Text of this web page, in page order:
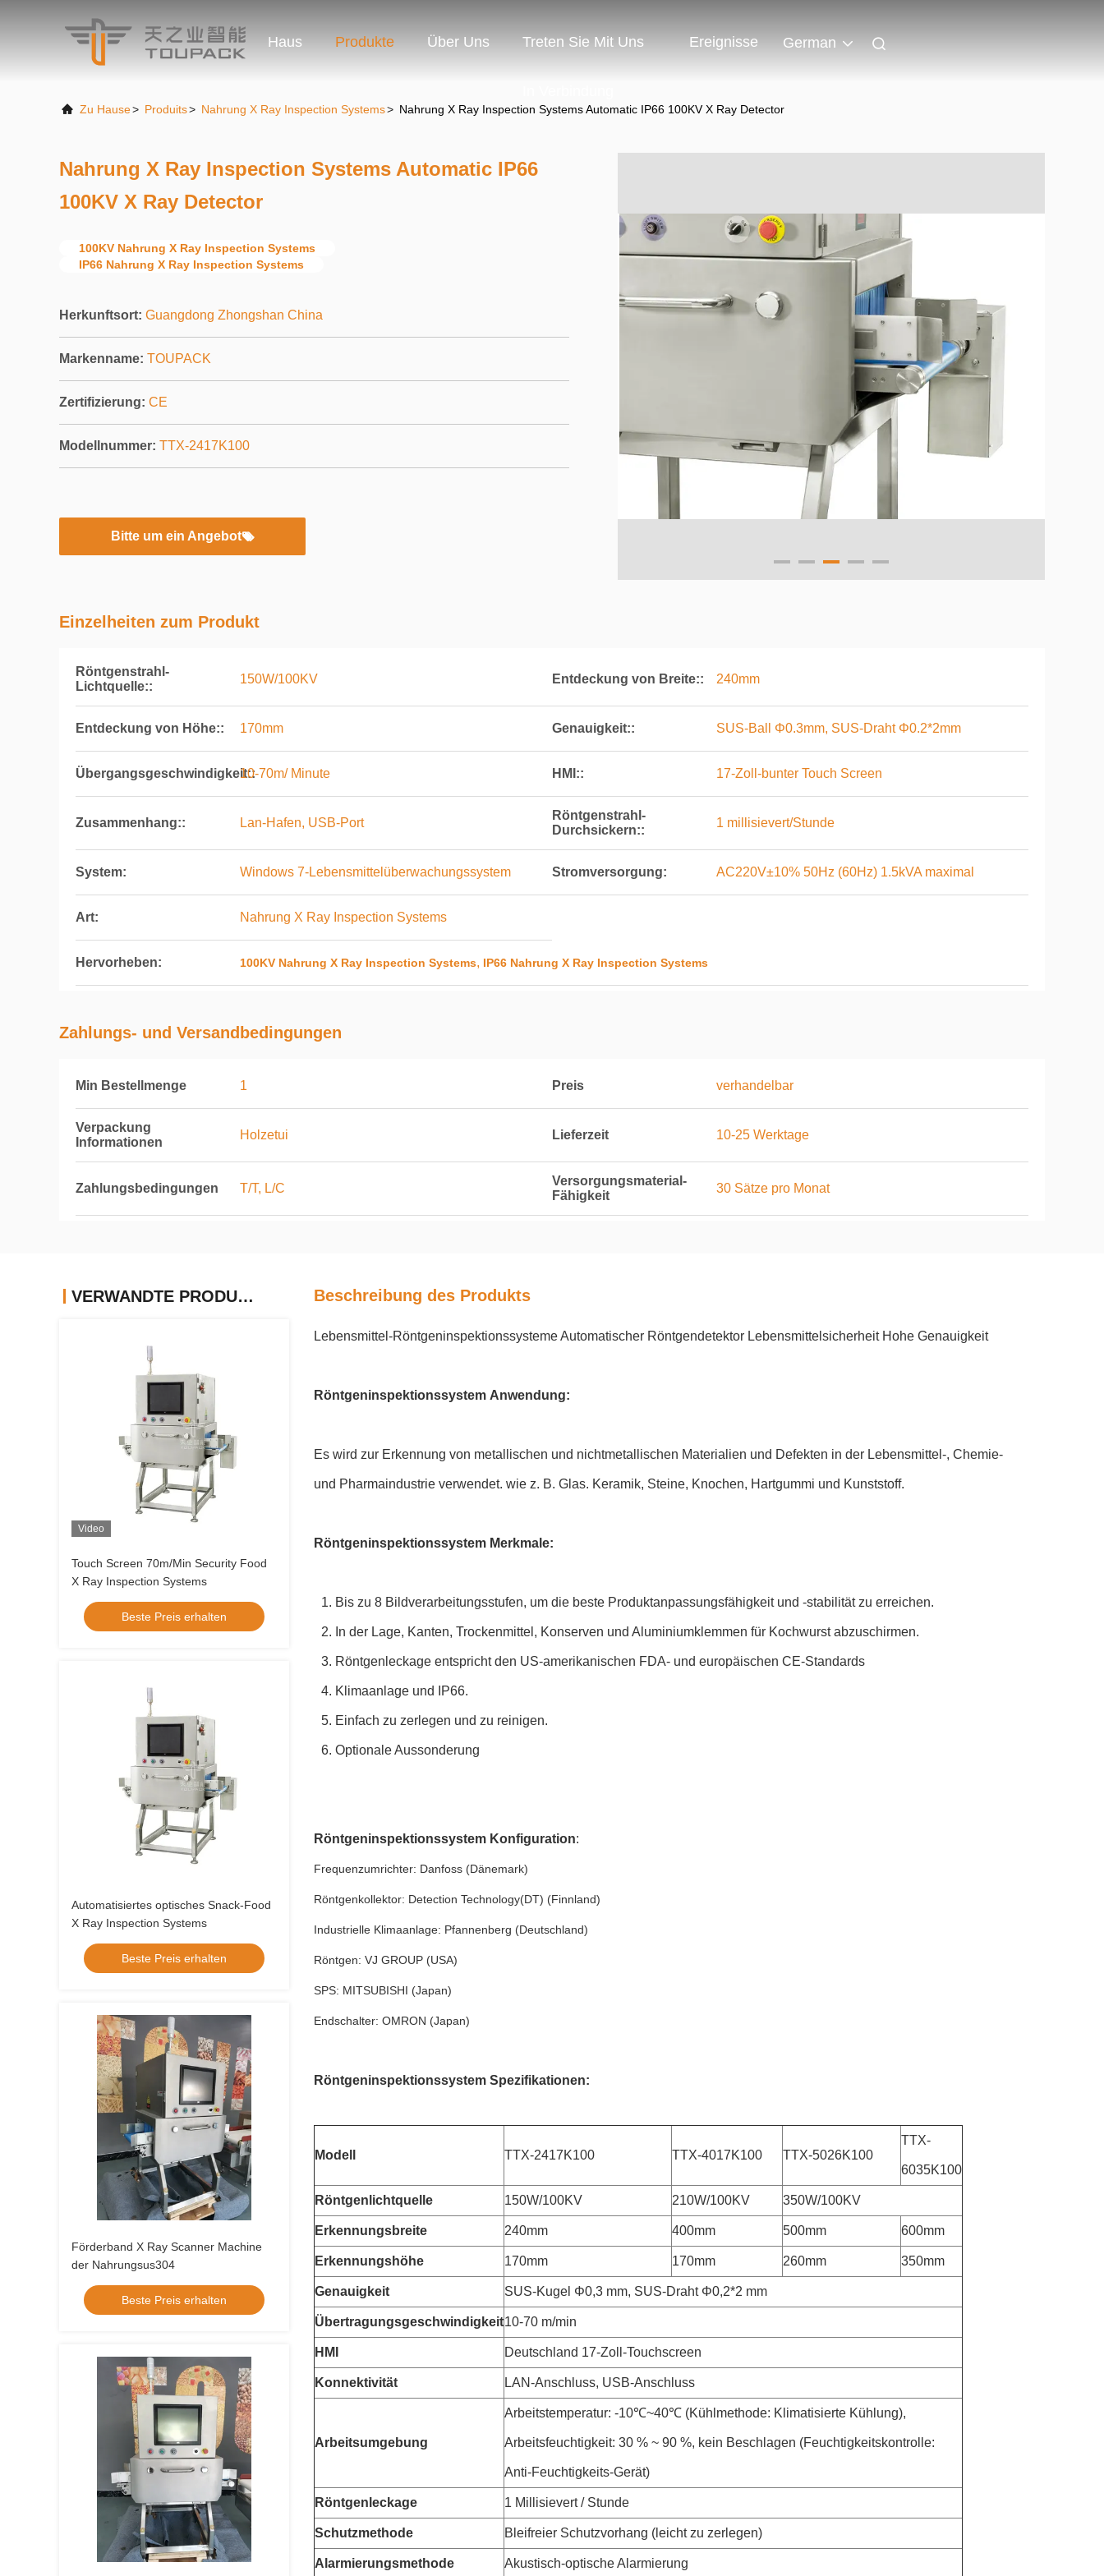
Haus Produkte Über Uns Treten Sie Mit Uns Ereignisse German
Zu Hause> Produits> Nahrung X Ray Inspection Systems> Nahrung X Ray Inspection Systems Automatic IP66 100KV X Ray Detector
Nahrung X Ray Inspection Systems Automatic IP66
100KV X Ray Detector
100KV Nahrung X Ray Inspection Systems
IP66 Nahrung X Ray Inspection Systems
Herkunftsort: Guangdong Zhongshan China
Markenname: TOUPACK
Zertifizierung: CE
Modellnummer: TTX-2417K100
Bitte um ein Angebot
Einzelheiten zum Produkt
Röntgenstrahl-
Lichtquelle::
150W/100KV Entdeckung von Breite:: 240mm
Entdeckung von Höhe:: 170mm Genauigkeit:: SUS-Ball Φ0.3mm, SUS-Draht Φ0.2*2mm
Übergangsgeschwindigkeit::10-70m/ Minute HMI:: 17-Zoll-bunter Touch Screen
Zusammenhang:: Lan-Hafen, USB-Port
Röntgenstrahl-
Durchsickern::
1 millisievert/Stunde
System: Windows 7-Lebensmittelüberwachungssystem Stromversorgung: AC220V±10% 50Hz (60Hz) 1.5kVA maximal
Art: Nahrung X Ray Inspection Systems
Hervorheben: 100KV Nahrung X Ray Inspection Systems, IP66 Nahrung X Ray Inspection Systems
Zahlungs- und Versandbedingungen
Min Bestellmenge 1 Preis verhandelbar
Verpackung
Informationen
Holzetui Lieferzeit 10-25 Werktage
Zahlungsbedingungen T/T, L/C
Versorgungsmaterial-
Fähigkeit
30 Sätze pro Monat
VERWANDTE PRODUKTE
Video
Touch Screen 70m/Min Security Food
X Ray Inspection Systems
Beste Preis erhalten
Automatisiertes optisches Snack-Food
X Ray Inspection Systems
Beste Preis erhalten
Förderband X Ray Scanner Machine
der Nahrungsus304
Beste Preis erhalten
Beschreibung des Produkts
Lebensmittel-Röntgeninspektionssysteme Automatischer Röntgendetektor Lebensmittelsicherheit Hohe Genauigkeit
Röntgeninspektionssystem Anwendung:
Es wird zur Erkennung von metallischen und nichtmetallischen Materialien und Defekten in der Lebensmittel-, Chemie-
und Pharmaindustrie verwendet. wie z. B. Glas. Keramik, Steine, Knochen, Hartgummi und Kunststoff.
Röntgeninspektionssystem Merkmale:
1. Bis zu 8 Bildverarbeitungsstufen, um die beste Produktanpassungsfähigkeit und -stabilität zu erreichen.
2. In der Lage, Kanten, Trockenmittel, Konserven und Aluminiumklemmen für Kochwurst abzuschirmen.
3. Röntgenleckage entspricht den US-amerikanischen FDA- und europäischen CE-Standards
4. Klimaanlage und IP66.
5. Einfach zu zerlegen und zu reinigen.
6. Optionale Aussonderung
Röntgeninspektionssystem Konfiguration:
Frequenzumrichter: Danfoss (Dänemark)
Röntgenkollektor: Detection Technology(DT) (Finnland)
Industrielle Klimaanlage: Pfannenberg (Deutschland)
Röntgen: VJ GROUP (USA)
SPS: MITSUBISHI (Japan)
Endschalter: OMRON (Japan)
Röntgeninspektionssystem Spezifikationen:
Modell TTX-2417K100 TTX-4017K100 TTX-5026K100
TTX-
6035K100
Röntgenlichtquelle 150W/100KV 210W/100KV 350W/100KV
Erkennungsbreite 240mm 400mm 500mm 600mm
Erkennungshöhe 170mm 170mm 260mm 350mm
Genauigkeit SUS-Kugel Φ0,3 mm, SUS-Draht Φ0,2*2 mm
Übertragungsgeschwindigkeit10-70 m/min
HMI Deutschland 17-Zoll-Touchscreen
Konnektivität LAN-Anschluss, USB-Anschluss
Arbeitsumgebung
Arbeitstemperatur: -10℃~40℃ (Kühlmethode: Klimatisierte Kühlung),
Arbeitsfeuchtigkeit: 30 % ~ 90 %, kein Beschlagen (Feuchtigkeitskontrolle:
Anti-Feuchtigkeits-Gerät)
Röntgenleckage 1 Millisievert / Stunde
Schutzmethode Bleifreier Schutzvorhang (leicht zu zerlegen)
Alarmierungsmethode Akustisch-optische Alarmierung